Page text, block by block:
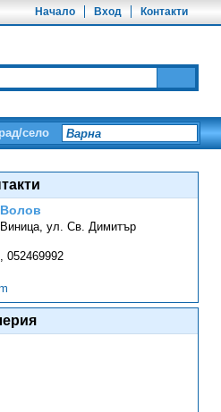
Начало Вход Контакти
село
ул. Св. Димитър
052469992